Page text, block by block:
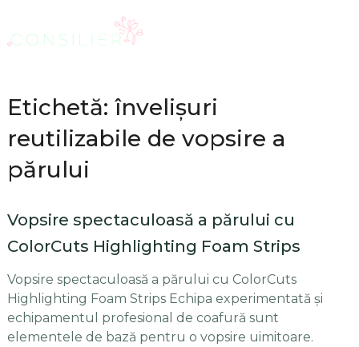
Etichetă: învelișuri
reutilizabile de vopsire a
părului
Vopsire spectaculoasă a părului cu
ColorCuts Highlighting Foam Strips
Vopsire spectaculoasă a părului cu ColorCuts
Highlighting Foam Strips Echipa experimentată și
echipamentul profesional de coafură sunt
elementele de bază pentru o vopsire uimitoare.